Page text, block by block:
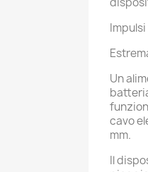
Un
cavo
mm.
Il